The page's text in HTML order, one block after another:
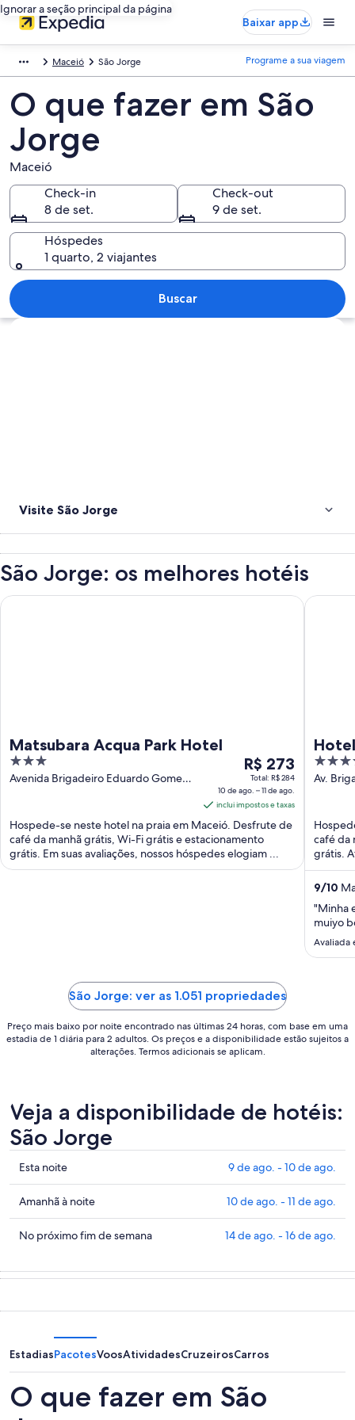
Ignorar a seção principal da página
Baixar app
Maceió São Jorge Programe a sua viagem
O que fazer em São
Jorge
Maceió
Check-in
8 de set.
Check-out
9 de set.
Hóspedes
1 quarto, 2 viajantes
Buscar
Explorar mapa
Visite São Jorge
São Jorge: os melhores hotéis
Matsubara Acqua Park Hotel
3
out
Avenida Brigadeiro Eduardo Gomes
O
preço
é
de
R$ 273
por
diária
ago.
a
11
de
ago..
R$ 273
Total: R$ 284
10 de ago. – 11 de ago.
inclui impostos e taxas
Hospede-se neste hotel na praia em Maceió. Desfrute de
café da manhã grátis, Wi-Fi grátis e estacionamento
grátis. Em suas avaliações, nossos hóspedes elogiam ...
Matsubara Acqua Park Hotel
3.5
out
Av.
café da
grátis.
9/10
"Minha
muiyo
Avaliada
Hotel
São Jorge: ver as 1.051 propriedades
Preço mais baixo por noite encontrado nas últimas 24 horas, com base em uma
estadia de 1 diária para 2 adultos. Os preços e a disponibilidade estão sujeitos a
alterações. Termos adicionais se aplicam.
Veja a disponibilidade de hotéis:
São Jorge
Confira
os
preços
em
São
para
esta
9
ago.
10
de
Esta noite 9 de ago. - 10 de ago.
Confira
os
preços
São
Jorge
noite,
10
de
ago.
Amanhã à noite 10 de ago. - 11 de ago.
Confira
preços
o
próximo
fim
de
No próximo fim de semana 14 de ago. - 16 de ago.
EstadiasPacotesVoosAtividadesCruzeirosCarros
O que fazer em São